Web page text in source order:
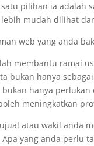
pilihan ia adalah
mudah dilihat
web yang anda
membantu ramai
bukan hanya
hanya
meningkatkan
atau wakil anda
yang anda perlu